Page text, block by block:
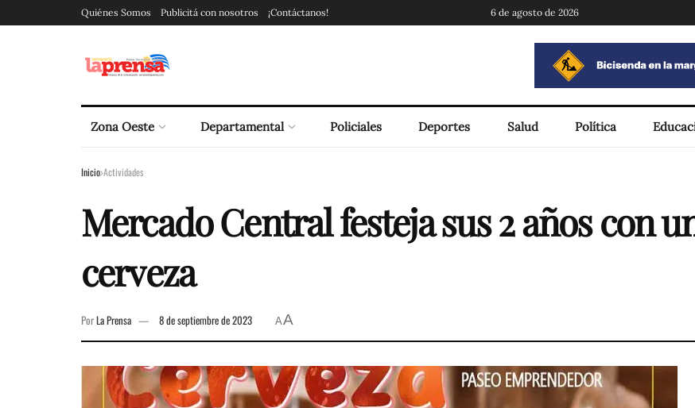
Quiénes Somos Publicitá con nosotros ¡Contáctanos! 6 de agosto de 2026
Zona Oeste Departamental Policiales Deportes Salud Política
Inicio Actividades
Mercado Central festeja sus 2 años con
cerveza
PorLa Prensa 8 de septiembre de 2023 AA